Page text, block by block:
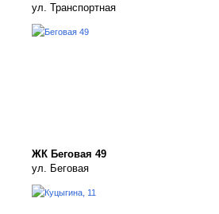
ул. Транспортная
ЖК Беговая 49
ул. Беговая